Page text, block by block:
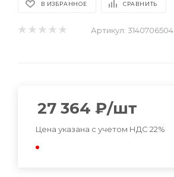
В ИЗБРАННОЕ СРАВНИТЬ
Артикул: 3140706504
27 364 ₽/шт
Цена указана с учетом НДС 22%